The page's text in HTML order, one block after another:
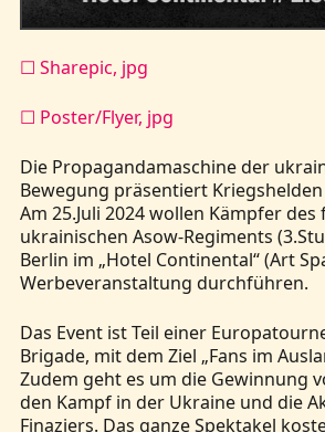
☐ Sharepic, jpg
☐ Poster/Flyer, jpg
Die Propagandamaschine der
Bewegung präsentiert
Am 25.Juli 2024 wollen Kämpfer
ukrainischen Asow-Regiments
Berlin im „Hotel Continental“ (Art
Werbeveranstaltung durchführen.
Das Event ist Teil einer
Brigade, mit dem Ziel „Fans im
Zudem geht es um die Gewinnung
den Kampf in der Ukraine und die
Finaziers. Das ganze Spektakel